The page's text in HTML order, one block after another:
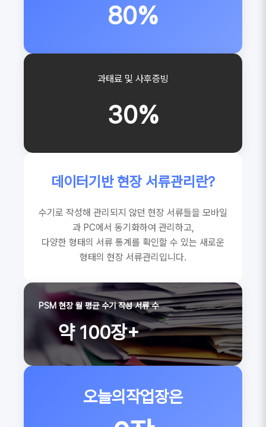
80%
과태료 및 사후증빙
30%
데이터기반 현장 서류관리란?
수기로 작성해 관리되지 않던 현장 서류들을 모바일
과 PC에서 동기화하여 관리하고,
다양한 형태의 서류 통계를 확인할 수 있는 새로운
형태의 현장 서류관리입니다.
PSM 현장 월 평균 수기 작성 서류 수
약 100장+
오늘의작업장은